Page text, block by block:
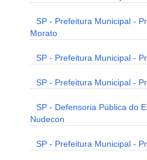
SP - Prefeitura Municipal -
Morato
SP - Prefeitura Municipal -
SP - Prefeitura Municipal -
SP - Defensoria Pública do
Nudecon
SP - Prefeitura Municipal -